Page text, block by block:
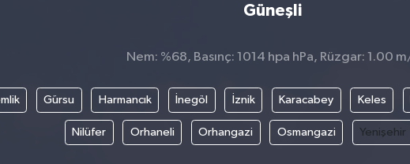
Güneşli
Nem: %68, Basınç: 1014 hpa hPa, Rüzgar: 1.00
Gürsu Harmancık İnegöl İznik Karacabey Keles
Nilüfer Orhaneli Orhangazi Osmangazi Yenişehir